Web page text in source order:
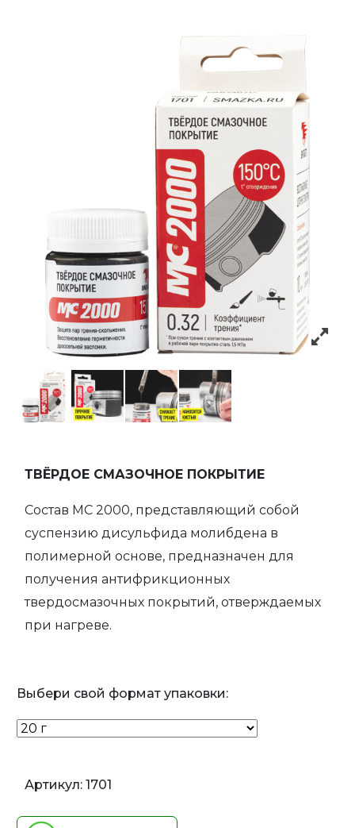
ТВЁРДОЕ СМАЗОЧНОЕ ПОКРЫТИЕ
Состав МС 2000, представляющий собой
суспензию дисульфида молибдена в
полимерной основе, предназначен для
получения антифрикционных
твердосмазочных покрытий, отверждаемых
при нагреве.
Выбери свой формат упаковки:
Артикул:1701